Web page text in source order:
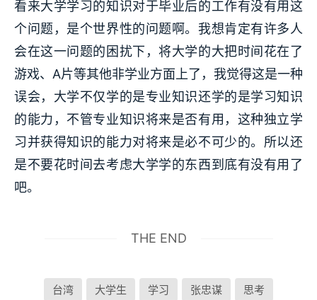
看来大学学习的知识对于毕业后的工作有没有用这
个问题，是个世界性的问题啊。我想肯定有许多人
会在这一问题的困扰下，将大学的大把时间花在了
游戏、A片等其他非学业方面上了，我觉得这是一种
误会，大学不仅学的是专业知识还学的是学习知识
的能力，不管专业知识将来是否有用，这种独立学
习并获得知识的能力对将来是必不可少的。所以还
是不要花时间去考虑大学学的东西到底有没有用了
吧。
THE END
台湾 大学生 学习 张忠谋 思考